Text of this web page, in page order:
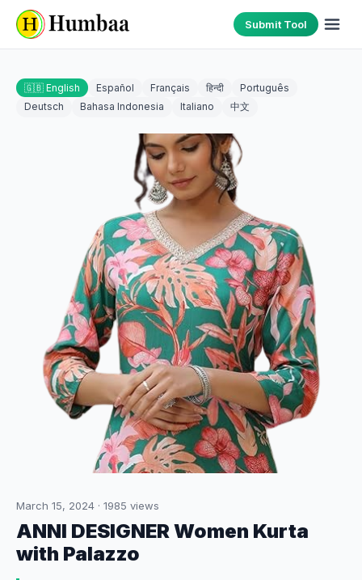
Submit Tool
🇬🇧 English Español Français हिन्दी
Português
Deutsch
Bahasa Indonesia Italiano 中文
March 15, 2024 · 1985 views
ANNI DESIGNER Women Kurta
with Palazzo